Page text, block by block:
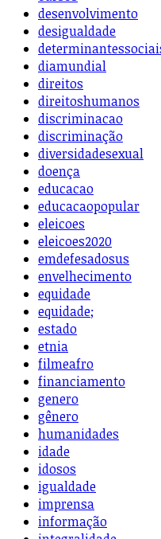
desenvolvimento
desigualdade
diamundial
direitos
direitoshumanos
discriminacao
discriminação
diversidadesexual
doença
educacao
educacaopopular
eleicoes
eleicoes2020
emdefesadosus
envelhecimento
equidade
equidade;
estado
etnia
filmeafro
financiamento
genero
gênero
humanidades
idade
idosos
igualdade
imprensa
informação